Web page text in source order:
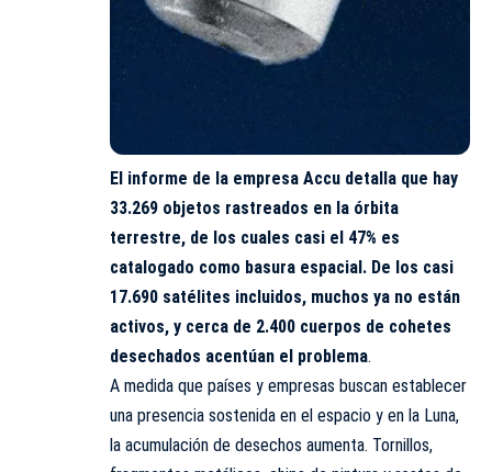
El informe de la empresa Accu detalla que hay
33.269 objetos rastreados en la órbita
terrestre, de los cuales casi el 47% es
catalogado como basura espacial. De los casi
17.690 satélites incluidos, muchos ya no están
activos, y cerca de 2.400 cuerpos de cohetes
desechados acentúan el problema.
A medida que países y empresas buscan establecer
una presencia sostenida en el espacio y en la Luna,
la acumulación de desechos aumenta. Tornillos,